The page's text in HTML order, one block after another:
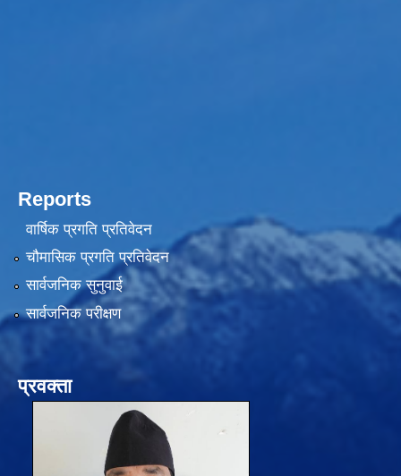
Reports
वार्षिक प्रगति प्रतिवेदन
चौमासिक प्रगति प्रतिवेदन
सार्वजनिक सुनुवाई
सार्वजनिक परीक्षण
प्रवक्ता